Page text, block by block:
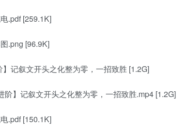
.pdf [259.1K]
.png [96.9K]
记叙文开头之化整为零，一招致胜 [1.2G]
】记叙文开头之化整为零，一招致胜.mp4 [1.2G]
.pdf [150.1K]